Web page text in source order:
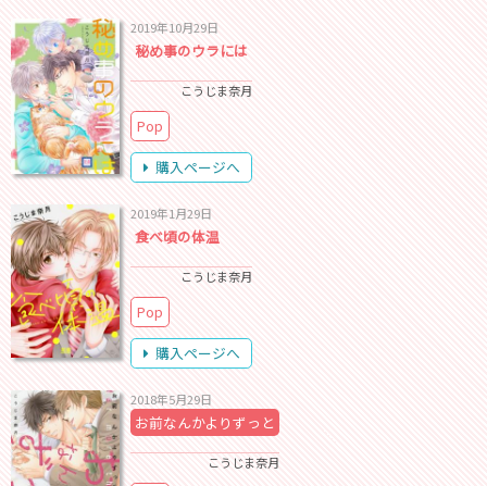
2019年10月29日
秘め事のウラには
こうじま奈月
Pop
購入ページへ
2019年1月29日
食べ頃の体温
こうじま奈月
Pop
購入ページへ
2018年5月29日
お前なんかよりずっと
こうじま奈月